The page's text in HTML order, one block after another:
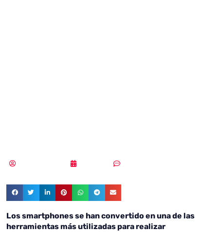
Los smartphones se han convertido en una de las
herramientas más utilizadas para realizar